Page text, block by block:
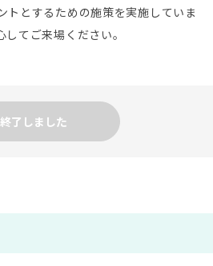
医学部附属練馬病院 病院詳細
院機構 東京都立多摩
医療センター 病院詳細
トとするための施策を実施していま
てご来場ください。
終了しました